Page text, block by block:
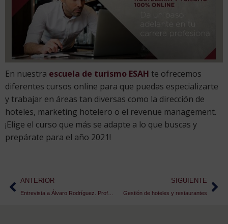
En nuestra escuela de turismo ESAH te ofrecemos
diferentes cursos online para que puedas especializarte
y trabajar en áreas tan diversas como la dirección de
hoteles, marketing hotelero o el revenue management.
¡Elige el curso que más se adapte a lo que buscas y
prepárate para el año 2021!
ANTERIOR SIGUIENTE
Gestión de hoteles y restaurantes